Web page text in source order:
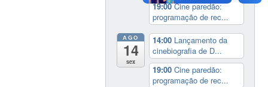
19:00Cine paredão:
programação de rec...
AGO
14
sex
14:00 Lançamento da
cinebiografia de D...
19:00Cine paredão:
programação de rec...